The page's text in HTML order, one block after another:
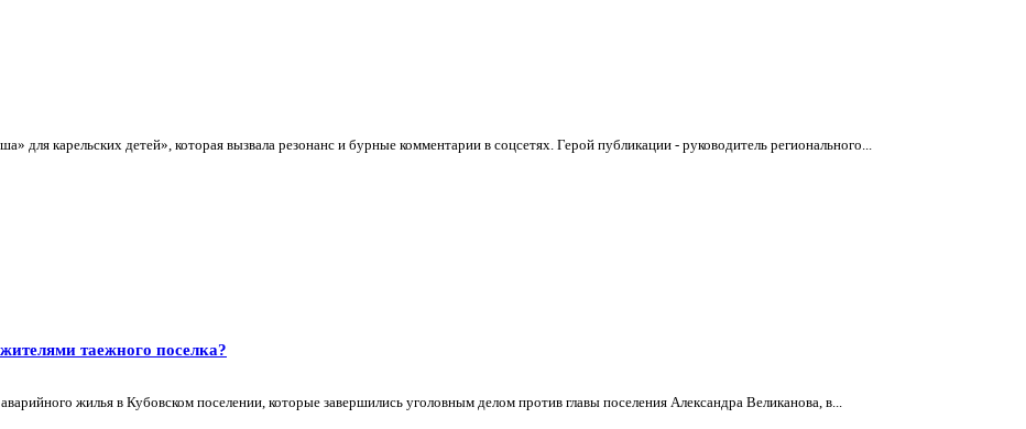
для карельских детей», которая вызвала резонанс и бурные комментарии в соцсетях. Герой публикации - руководитель регионального...
таежного поселка?
жилья в Кубовском поселении, которые завершились уголовным делом против главы поселения Александра Великанова, в...